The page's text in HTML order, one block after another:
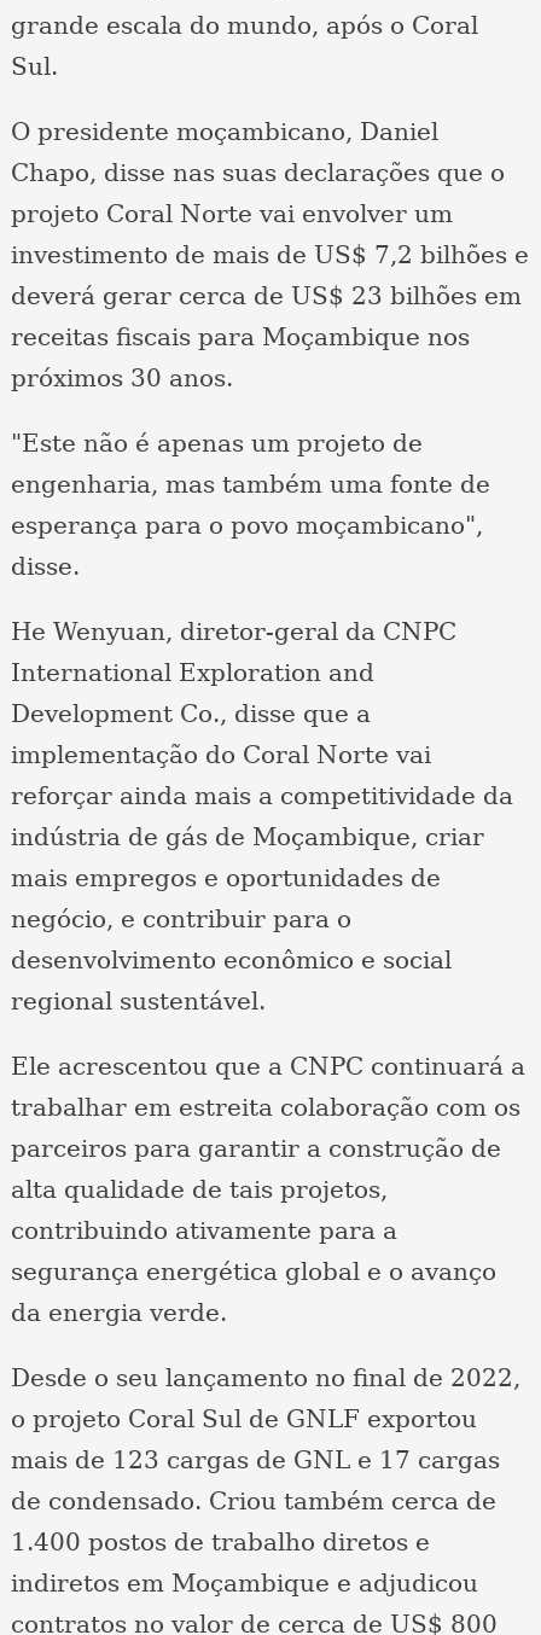
grande escala do mundo, após o Coral
Sul.
O presidente moçambicano, Daniel
Chapo, disse nas suas declarações que o
projeto Coral Norte vai envolver um
investimento de mais de US$ 7,2 bilhões e
deverá gerar cerca de US$ 23 bilhões em
receitas fiscais para Moçambique nos
próximos 30 anos.
"Este não é apenas um projeto de
engenharia, mas também uma fonte de
esperança para o povo moçambicano",
disse.
He Wenyuan, diretor-geral da CNPC
International Exploration and
Development Co., disse que a
implementação do Coral Norte vai
reforçar ainda mais a competitividade da
indústria de gás de Moçambique, criar
mais empregos e oportunidades de
negócio, e contribuir para o
desenvolvimento econômico e social
regional sustentável.
Ele acrescentou que a CNPC continuará a
trabalhar em estreita colaboração com os
parceiros para garantir a construção de
alta qualidade de tais projetos,
contribuindo ativamente para a
segurança energética global e o avanço
da energia verde.
Desde o seu lançamento no final de 2022,
o projeto Coral Sul de GNLF exportou
mais de 123 cargas de GNL e 17 cargas
de condensado. Criou também cerca de
1.400 postos de trabalho diretos e
indiretos em Moçambique e adjudicou
contratos no valor de cerca de US$ 800